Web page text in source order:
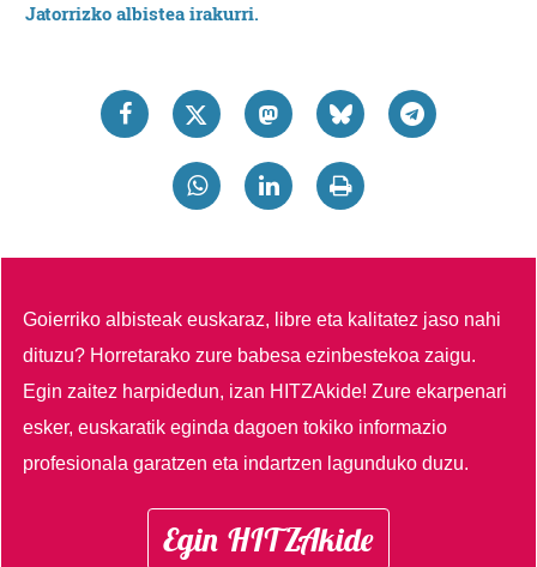
Jatorrizko albistea irakurri.
Goierriko albisteak euskaraz, libre eta kalitatez jaso nahi
dituzu? Horretarako zure babesa ezinbestekoa zaigu.
Egin zaitez harpidedun, izan HITZAkide!Zure ekarpenari
esker, euskaratik eginda dagoen tokiko informazio
profesionala garatzen eta indartzen lagunduko duzu.
Egin HITZAkide